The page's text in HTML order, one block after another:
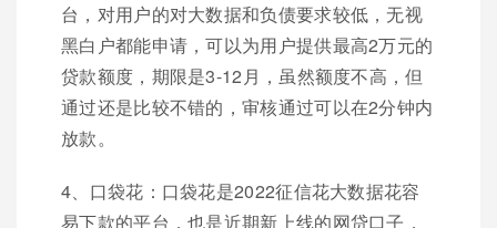
台，对用户的对大数据和负债要求较低，无视
黑白户都能申请，可以为用户提供最高2万元的
贷款额度，期限是3-12月，虽然额度不高，但
通过还是比较不错的，审核通过可以在2分钟内
放款。
4、口袋花：口袋花是2022征信花大数据花容
易下款的平台，也是近期新上线的网贷口子，